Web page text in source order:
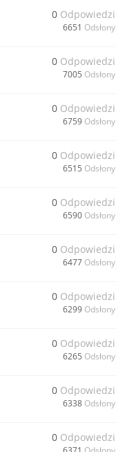
0 Odpowiedzi
6651 Odsłony
0 Odpowiedzi
7005 Odsłony
0 Odpowiedzi
6759 Odsłony
0 Odpowiedzi
6515 Odsłony
0 Odpowiedzi
6590 Odsłony
0 Odpowiedzi
6477 Odsłony
0 Odpowiedzi
6299 Odsłony
0 Odpowiedzi
6265 Odsłony
0 Odpowiedzi
6338 Odsłony
0 Odpowiedzi